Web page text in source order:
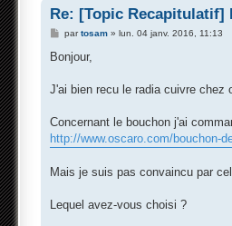
Re: [Topic
M
s
g
partosam» lun. 04 janv. 2016, 11:13
Bonjour,
J'ai bien recu le radia cuivre chez
Concernant le bouchon j'ai
http://www.oscaro.com/bouchon-
Mais je suis pas convaincu par
Lequel avez-vous choisi ?